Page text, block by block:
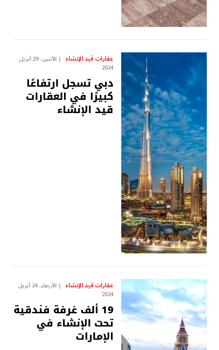
عقارات قيد الإنشاء الأثنين، 29 أبريل
2024
دبي تسجل ارتفاعًا
كبيرًا في العقارات
قيد الإنشاء
عقارات قيد الإنشاء الأربعاء، 24 أبريل
2024
19 ألف غرفة فندقية
تحت الإنشاء في
الإمارات